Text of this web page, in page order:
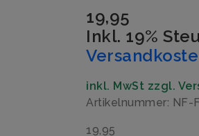
19,95
Inkl. 19%
inkl. MwSt zzgl.
Artikelnummer: NF-
19,95